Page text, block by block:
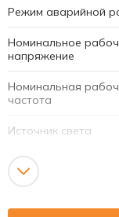
Режим аварийной
Номинальное
напряжение
Номинальная
частота
Источник света
светодиодов